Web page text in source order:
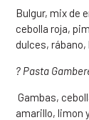
Bulgur, mix de
cebolla roja,
dulces,
? Pasta
Gambas,
amarillo, limon